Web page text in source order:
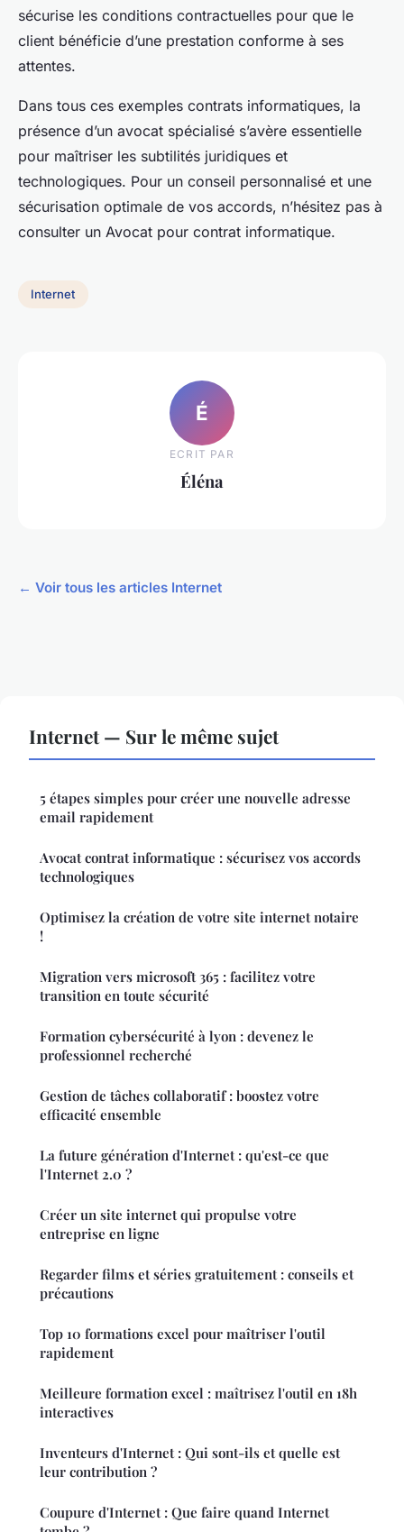
sécurise les conditions contractuelles pour que le
client bénéficie d’une prestation conforme à ses
attentes.
Dans tous ces exemples contrats informatiques, la
présence d’un avocat spécialisé s’avère essentielle
pour maîtriser les subtilités juridiques et
technologiques. Pour un conseil personnalisé et une
sécurisation optimale de vos accords, n’hésitez pas à
consulter un Avocat pour contrat informatique.
Internet
É
ECRIT PAR
Éléna
← Voir tous les articles Internet
Internet — Sur le même sujet
5 étapes simples pour créer une nouvelle adresse
email rapidement
Avocat contrat informatique : sécurisez vos accords
technologiques
Optimisez la création de votre site internet notaire
!
Migration vers microsoft 365 : facilitez votre
transition en toute sécurité
Formation cybersécurité à lyon : devenez le
professionnel recherché
Gestion de tâches collaboratif : boostez votre
efficacité ensemble
La future génération d'Internet : qu'est-ce que
l'Internet 2.0 ?
Créer un site internet qui propulse votre
entreprise en ligne
Regarder films et séries gratuitement : conseils et
précautions
Top 10 formations excel pour maîtriser l'outil
rapidement
Meilleure formation excel : maîtrisez l'outil en 18h
interactives
Inventeurs d'Internet : Qui sont-ils et quelle est
leur contribution ?
Coupure d'Internet : Que faire quand Internet